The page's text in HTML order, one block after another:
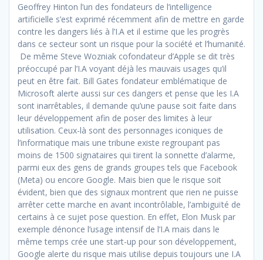
Geoffrey Hinton l’un des fondateurs de l’intelligence
artificielle s’est exprimé récemment afin de mettre en garde
contre les dangers liés à l’I.A et il estime que les progrès
dans ce secteur sont un risque pour la société et l’humanité.
De même Steve Wozniak cofondateur d’Apple se dit très
préoccupé par l’I.A voyant déjà les mauvais usages qu’il
peut en être fait. Bill Gates fondateur emblématique de
Microsoft alerte aussi sur ces dangers et pense que les I.A
sont inarrêtables, il demande qu’une pause soit faite dans
leur développement afin de poser des limites à leur
utilisation. Ceux-là sont des personnages iconiques de
l’informatique mais une tribune existe regroupant pas
moins de 1500 signataires qui tirent la sonnette d’alarme,
parmi eux des gens de grands groupes tels que Facebook
(Meta) ou encore Google. Mais bien que le risque soit
évident, bien que des signaux montrent que rien ne puisse
arrêter cette marche en avant incontrôlable, l’ambiguïté de
certains à ce sujet pose question. En effet, Elon Musk par
exemple dénonce l’usage intensif de l’I.A mais dans le
même temps crée une start-up pour son développement,
Google alerte du risque mais utilise depuis toujours une I.A